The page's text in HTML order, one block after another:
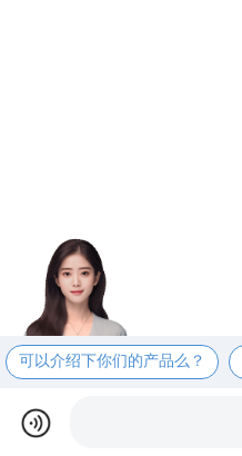
可以介绍下你们的产品么？